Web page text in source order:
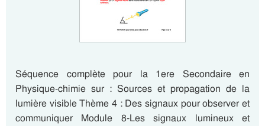
Séquence complète pour la 1ere Secondaire en
Physique-chimie sur : Sources et propagation de la
lumière visible Thème 4 : Des signaux pour observer et
communiquer Module 8-Les signaux lumineux et